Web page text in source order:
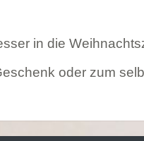
in die
oder zum